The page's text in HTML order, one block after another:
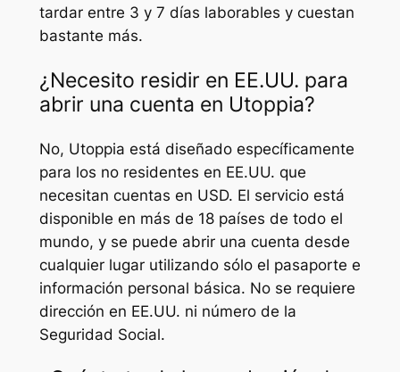
tardar entre 3 y 7 días laborables y cuestan
bastante más.
¿Necesito residir en EE.UU. para
abrir una cuenta en Utoppia?
No, Utoppia está diseñado específicamente
para los no residentes en EE.UU. que
necesitan cuentas en USD. El servicio está
disponible en más de 18 países de todo el
mundo, y se puede abrir una cuenta desde
cualquier lugar utilizando sólo el pasaporte e
información personal básica. No se requiere
dirección en EE.UU. ni número de la
Seguridad Social.